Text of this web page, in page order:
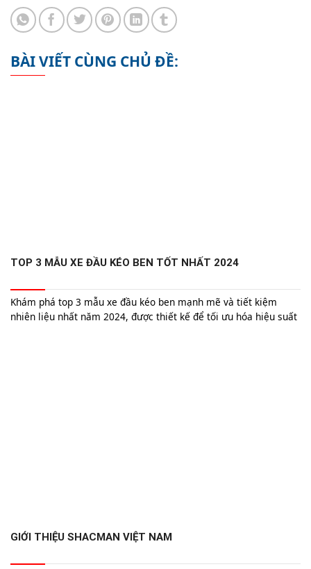
BÀI VIẾT CÙNG CHỦ ĐỀ:
TOP 3 MẪU XE ĐẦU KÉO BEN TỐT NHẤT 2024
Khám phá top 3 mẫu xe đầu kéo ben mạnh mẽ và tiết kiệm
nhiên liệu nhất năm 2024, được thiết kế để tối ưu hóa hiệu suất
GIỚI THIỆU SHACMAN VIỆT NAM